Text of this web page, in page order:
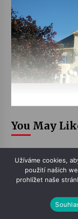
You May
Užíváme cookies,
použití našich
prohlížet naše